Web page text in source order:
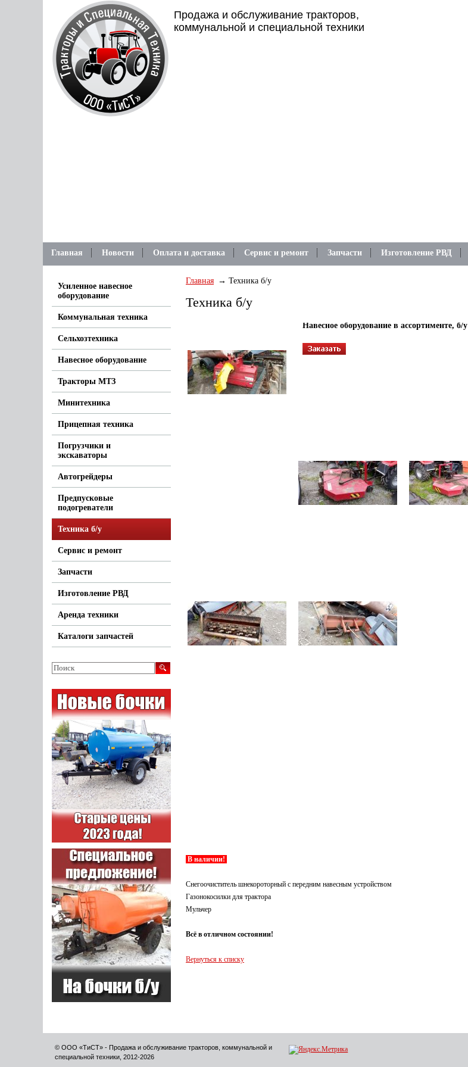
Продажа и обслуживание тракторов,
коммунальной и специальной техники
Главная Новости Оплата и доставка Сервис и ремонт Запчасти Изготовление РВД
Главная Техника б/у
Техника б/у
Навесное оборудование в ассортименте, б/у
В наличии!
Снегоочиститель шнекороторный с передним навесным устройством
Газонокосилки для трактора
Мульчер
Всё в отличном состоянии!
Вернуться к списку
Усиленное навесное
оборудование
Коммунальная техника
Сельхозтехника
Навесное оборудование
Тракторы МТЗ
Минитехника
Прицепная техника
Погрузчики и
экскаваторы
Автогрейдеры
Предпусковые
подогреватели
Техника б/у
Сервис и ремонт
Запчасти
Изготовление РВД
Аренда техники
Каталоги запчастей
© ООО «ТиСТ» - Продажа и обслуживание тракторов, коммунальной и
специальной техники, 2012-2026